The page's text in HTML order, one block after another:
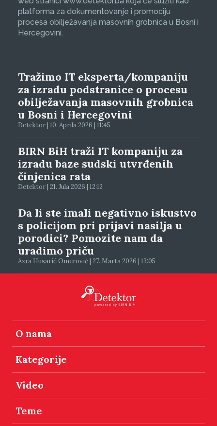
platforma za dokumentovanje i promociju
procesa obilježavanja masovnih grobnica u Bosni i
Hercegovini.
Tražimo IT eksperta/kompaniju
za izradu podstranice o procesu
obilježavanja masovnih grobnica
u Bosni i Hercegovini
Detektor | 10. Aprila 2026 | 11:45
BIRN BiH traži IT kompaniju za
izradu baze sudski utvrđenih
činjenica rata
Detektor | 21. Jula 2026 | 12:12
Da li ste imali negativno iskustvo
s policijom pri prijavi nasilja u
porodici? Pomozite nam da
uradimo priču
Azra Husarić Omerović | 27. Marta 2026 | 13:05
O nama
Kategorije
Video
Teme